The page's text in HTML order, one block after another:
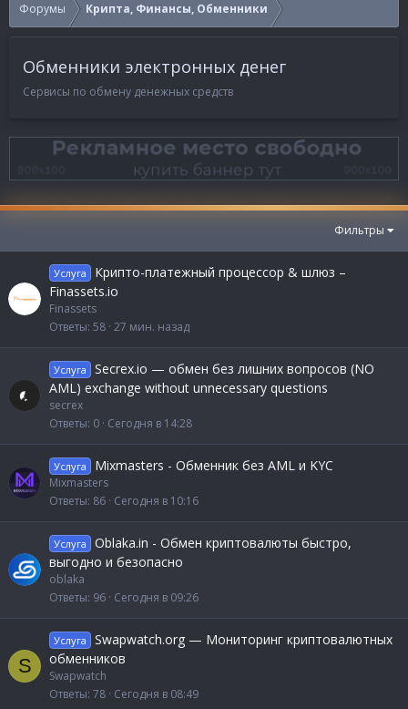
Форумы Крипта, Финансы, Обменники
Обменники электронных денег
Сервисы по обмену денежных средств
Фильтры
Услуга
Крипто-платежный процессор & шлюз –
Finassets.io
Finassets
Ответы 58 27 мин. назад
Услуга
Secrex.io — обмен без лишних вопросов (NO
AML) exchange without unnecessary questions
secrex
Ответы 0 Сегодня в 14:28
Услуга Mixmasters - Обменник без AML и KYC
Mixmasters
Ответы 86 Сегодня в 10:16
Услуга
Oblaka.in - Обмен криптовалюты быстро,
выгодно и безопасно
oblaka
Ответы 96 Сегодня в 09:26
S
Услуга
Swapwatch.org — Мониторинг криптовалютных
обменников
Swapwatch
Ответы 78 Сегодня в 08:49